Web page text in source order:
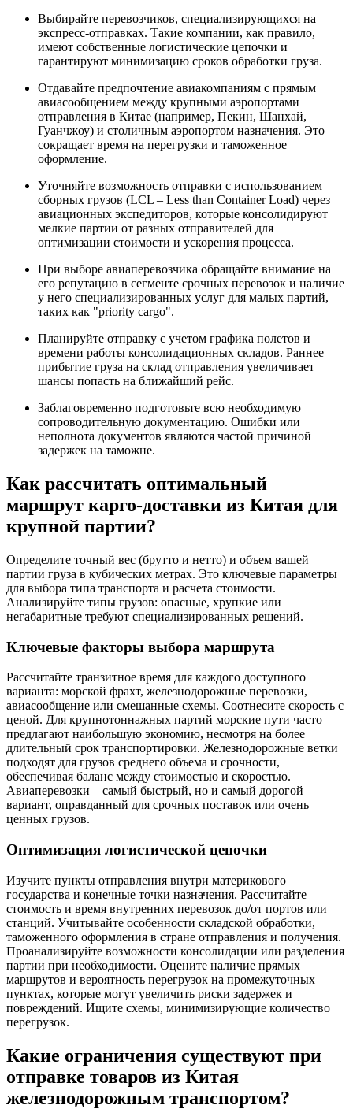
Выбирайте перевозчиков, специализирующихся на
экспресс-отправках. Такие компании, как правило,
имеют собственные логистические цепочки и
гарантируют минимизацию сроков обработки груза.
Отдавайте предпочтение авиакомпаниям с прямым
авиасообщением между крупными аэропортами
отправления в Китае (например, Пекин, Шанхай,
Гуанчжоу) и столичным аэропортом назначения. Это
сокращает время на перегрузки и таможенное
оформление.
Уточняйте возможность отправки с использованием
сборных грузов (LCL – Less than Container Load) через
авиационных экспедиторов, которые консолидируют
мелкие партии от разных отправителей для
оптимизации стоимости и ускорения процесса.
При выборе авиаперевозчика обращайте внимание на
его репутацию в сегменте срочных перевозок и наличие
у него специализированных услуг для малых партий,
таких как "priority cargo".
Планируйте отправку с учетом графика полетов и
времени работы консолидационных складов. Раннее
прибытие груза на склад отправления увеличивает
шансы попасть на ближайший рейс.
Заблаговременно подготовьте всю необходимую
сопроводительную документацию. Ошибки или
неполнота документов являются частой причиной
задержек на таможне.
Как рассчитать оптимальный
маршрут карго-доставки из Китая для
крупной партии?
Определите точный вес (брутто и нетто) и объем вашей
партии груза в кубических метрах. Это ключевые параметры
для выбора типа транспорта и расчета стоимости.
Анализируйте типы грузов: опасные, хрупкие или
негабаритные требуют специализированных решений.
Ключевые факторы выбора маршрута
Рассчитайте транзитное время для каждого доступного
варианта: морской фрахт, железнодорожные перевозки,
авиасообщение или смешанные схемы. Соотнесите скорость с
ценой. Для крупнотоннажных партий морские пути часто
предлагают наибольшую экономию, несмотря на более
длительный срок транспортировки. Железнодорожные ветки
подходят для грузов среднего объема и срочности,
обеспечивая баланс между стоимостью и скоростью.
Авиаперевозки – самый быстрый, но и самый дорогой
вариант, оправданный для срочных поставок или очень
ценных грузов.
Оптимизация логистической цепочки
Изучите пункты отправления внутри материкового
государства и конечные точки назначения. Рассчитайте
стоимость и время внутренних перевозок до/от портов или
станций. Учитывайте особенности складской обработки,
таможенного оформления в стране отправления и получения.
Проанализируйте возможности консолидации или разделения
партии при необходимости. Оцените наличие прямых
маршрутов и вероятность перегрузок на промежуточных
пунктах, которые могут увеличить риски задержек и
повреждений. Ищите схемы, минимизирующие количество
перегрузок.
Какие ограничения существуют при
отправке товаров из Китая
железнодорожным транспортом?